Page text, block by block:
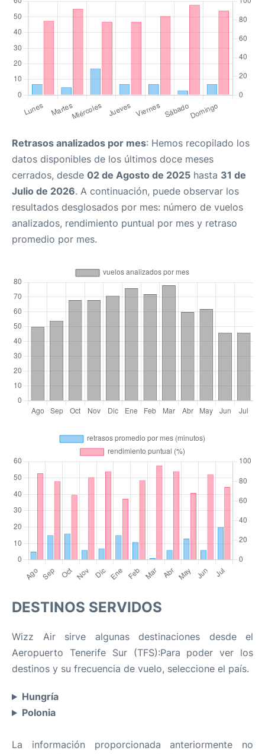
Retrasos analizados por mes: Hemos recopilado los
datos disponibles de los últimos doce meses
cerrados, desde 02 de Agosto de 2025 hasta 31 de
Julio de 2026. A continuación, puede observar los
resultados desglosados por mes: número de vuelos
analizados, rendimiento puntual por mes y retraso
promedio por mes.
DESTINOS SERVIDOS
Wizz Air sirve algunas destinaciones desde el
Aeropuerto Tenerife Sur (TFS):Para poder ver los
destinos y su frecuencia de vuelo, seleccione el país.
Hungría
Polonia
La información proporcionada anteriormente no